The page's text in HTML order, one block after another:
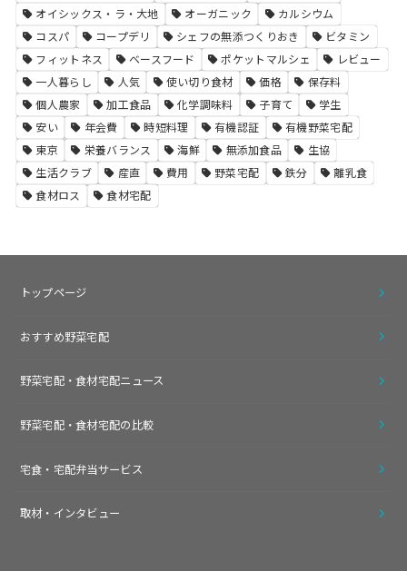
オイシックス・ラ・大地
オーガニック
カルシウム
コスパ
コープデリ シェフの無添つくりおき
ビタミン
フィットネス
ベースフード ポケットマルシェ
レビュー
一人暮らし
人気 使い切り食材 価格
保存料
個人農家
加工食品 化学調味料 子育て
学生
安い
年会費 時短料理 有機認証
有機野菜宅配
東京
栄養バランス 海鮮 無添加食品
生協
生活クラブ
産直 費用 野菜宅配 鉄分
離乳食
食材ロス
食材宅配
トップページ
おすすめ野菜宅配
野菜宅配・食材宅配ニュース
野菜宅配・食材宅配の比較
宅食・宅配弁当サービス
取材・インタビュー